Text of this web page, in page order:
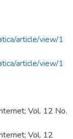
article/view/1
article/view/1
Vol. 12 No.
Vol. 12